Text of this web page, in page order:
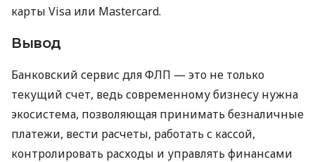
карты Visa или Mastercard.
Вывод
Банковский сервис для ФЛП — это не только
текущий счет, ведь современному бизнесу нужна
экосистема, позволяющая принимать безналичные
платежи, вести расчеты, работать с кассой,
контролировать расходы и управлять финансами